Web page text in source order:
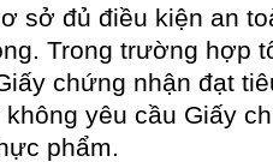
sở đủ điều kiện an
Trong trường hợp
chứng nhận đạt
yêu cầu Giấy
phẩm.